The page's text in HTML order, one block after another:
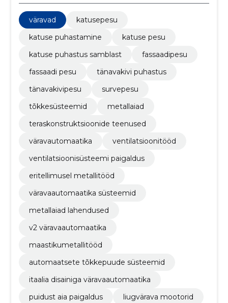
väravad
katusepesu
katuse puhastamine
katuse pesu
katuse puhastus samblast
fassaadipesu
fassaadi pesu
tänavakivi puhastus
tänavakivipesu
survepesu
tõkkesüsteemid
metallaiad
teraskonstruktsioonide teenused
väravautomaatika
ventilatsioonitööd
ventilatsioonisüsteemi paigaldus
eritellimusel metallitööd
väravaautomaatika süsteemid
metallaiad lahendused
v2 väravaautomaatika
maastikumetallitööd
automaatsete tõkkepuude süsteemid
itaalia disainiga väravaautomaatika
puidust aia paigaldus
liugvärava mootorid